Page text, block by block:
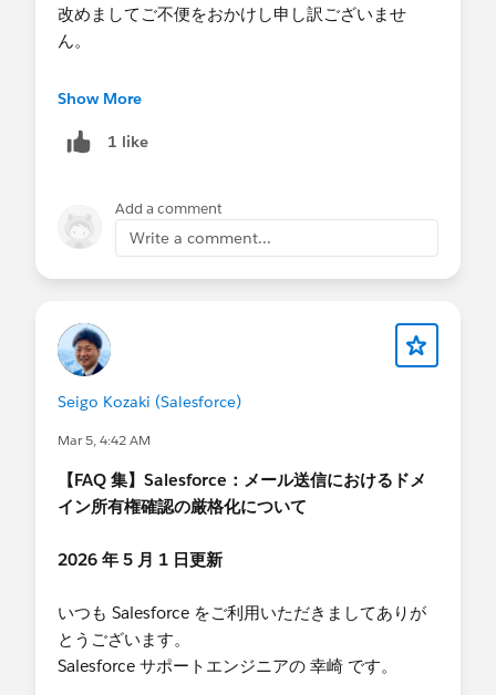
Q. Summer '27 (2027 年 6 月頃) の廃止を迎える
前に廃止された状態を試すことはできますか？
Summer '26 リリースでは、設定画面［ユーザーイ
ンターフェース］に、[「Use Any API Auth（任意
の API 認証を使用）」ユーザー権限を持っている
いう設定項目が追加されます。
「無効」となっております。
そのため、デフォルトの状態であれば、API バージ
ョン 31.0 ～ 64.0 の SOAP API login() は Summer
'27 の間までは引き続き利用可能でございます。
▼本設定が「有効化」されている場合
本設定を「有効化」した場合には、プロファイル
または権限セットのシステム権限に [Use Any API
す。
ーザーのみ SOAP API login() を利用可能となり、
当該権限を保有しないユーザーでは SOAP API
login() を利用できなくなります。
改めましてご不便をおかけし申し訳ございませ
ん。
万が一解消していないなどお困りごとがございま
いただけますようお願いいたします。
Show More
1 like
Add a comment
Write a comment...
Seigo Kozaki (Salesforce)
Mar 5, 4:42 AM
【FAQ 集】Salesforce：メール送信におけるドメ
イン所有権確認の厳格化について
2026 年 5 月 1 日更新
いつも Salesforce をご利用いただきましてありが
とうございます。
Salesforce サポートエンジニアの 幸崎 です。